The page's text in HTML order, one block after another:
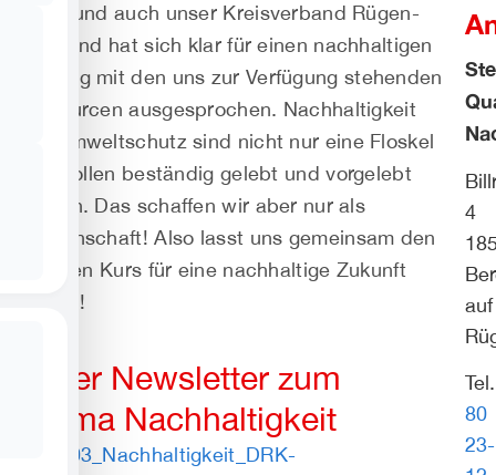
Kreuz und auch unser Kreisverband Rügen-
Stralsund hat sich klar für einen nachhaltigen
Umgang mit den uns zur Verfügung stehenden
Ressourcen ausgesprochen. Nachhaltigkeit
und Umweltschutz sind nicht nur eine Floskel
– sie sollen beständig gelebt und vorgelebt
werden. Das schaffen wir aber nur als
Gemeinschaft!Also lasst uns gemeinsam den
richtigen Kurs für eine nachhaltige Zukunft
wählen!
Unser Newsletter zum
Thema Nachhaltigkeit
2024_03_Nachhaltigkeit_DRK-
4
auf
80
23-